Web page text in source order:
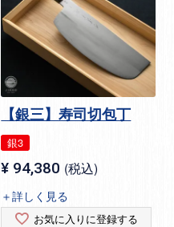
【銀三】寿司切包丁
銀3
¥ 94,380 税込
＋詳しく見る
お気に入りに登録する